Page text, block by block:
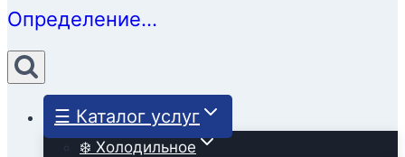
Определение...
☰ Каталог услуг
❄️ Холодильное